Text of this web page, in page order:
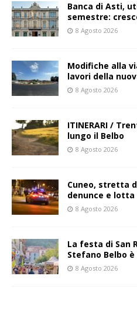
Banca di Asti,
semestre:
8 Agosto 2026
Modifiche alla
lavori della
8 Agosto 2026
ITINERARI /
lungo il Belbo
8 Agosto 2026
Cuneo, stretta
denunce e lotta
8 Agosto 2026
La festa di San
Stefano Belbo
8 Agosto 2026